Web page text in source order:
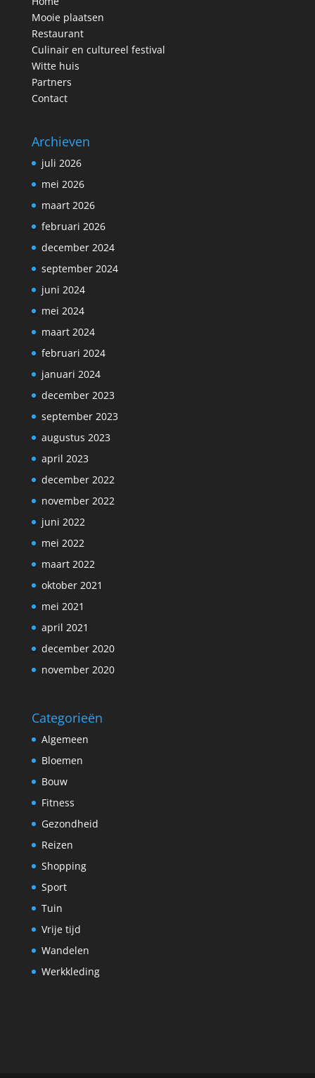
Mooie plaatsen
Restaurant
Culinair en cultureel festival
Witte huis
Partners
Contact
Archieven
juli 2026
mei 2026
maart 2026
februari 2026
december 2024
september 2024
juni 2024
mei 2024
maart 2024
februari 2024
januari 2024
december 2023
september 2023
augustus 2023
april 2023
december 2022
november 2022
juni 2022
mei 2022
maart 2022
oktober 2021
mei 2021
april 2021
december 2020
november 2020
Categorieën
Algemeen
Bloemen
Bouw
Fitness
Gezondheid
Reizen
Shopping
Sport
Tuin
Vrije tijd
Wandelen
Werkkleding